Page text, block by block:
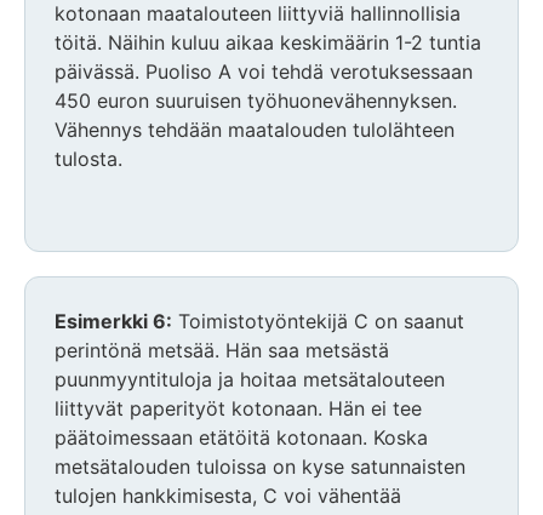
kotonaan maatalouteen liittyviä hallinnollisia
töitä. Näihin kuluu aikaa keskimäärin 1-2 tuntia
päivässä. Puoliso A voi tehdä verotuksessaan
450 euron suuruisen työhuonevähennyksen.
Vähennys tehdään maatalouden tulolähteen
tulosta.
Esimerkki 6: Toimistotyöntekijä C on saanut
perintönä metsää. Hän saa metsästä
puunmyyntituloja ja hoitaa metsätalouteen
liittyvät paperityöt kotonaan. Hän ei tee
päätoimessaan etätöitä kotonaan. Koska
metsätalouden tuloissa on kyse satunnaisten
tulojen hankkimisesta, C voi vähentää